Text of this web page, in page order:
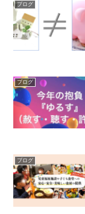
ブログ
ブログ
ブログ